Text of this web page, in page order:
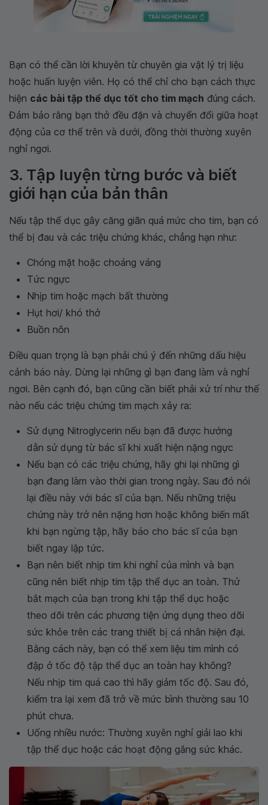
Bạn có thể cần lời khuyên từ chuyên gia vật lý trị liệu
hoặc huấn luyện viên. Họ có thể chỉ cho bạn cách thực
hiện các bài tập thể dục tốt cho tim mạch đúng cách.
Đảm bảo rằng bạn thở đều đặn và chuyển đổi giữa hoạt
động của cơ thể trên và dưới, đồng thời thường xuyên
nghỉ ngơi.
3. Tập luyện từng bước và biết
giới hạn của bản thân
Nếu tập thể dục gây căng giãn quá mức cho tim, bạn có
thể bị đau và các triệu chứng khác, chẳng hạn như:
Chóng mặt hoặc choáng váng
Tức ngực
Nhịp tim hoặc mạch bất thường
Hụt hơi/ khó thở
Buồn nôn
Điều quan trọng là bạn phải chú ý đến những dấu hiệu
cảnh báo này. Dừng lại những gì bạn đang làm và nghỉ
ngơi. Bên cạnh đó, bạn cũng cần biết phải xử trí như thế
nào nếu các triệu chứng tim mạch xảy ra:
Sử dụng Nitroglycerin nếu bạn đã được hướng
dẫn sử dụng từ bác sĩ khi xuất hiện nặng ngực
Nếu bạn có các triệu chứng, hãy ghi lại những gì
bạn đang làm vào thời gian trong ngày. Sau đó nói
lại điều này với bác sĩ của bạn. Nếu những triệu
chứng này trở nên nặng hơn hoặc không biến mất
khi bạn ngừng tập, hãy báo cho bác sĩ của bạn
biết ngay lập tức.
Bạn nên biết nhịp tim khi nghỉ của mình và bạn
cũng nên biết nhịp tim tập thể dục an toàn. Thử
bắt mạch của bạn trong khi tập thể dục hoặc
theo dõi trên các phương tiện ứng dụng theo dõi
sức khỏe trên các trang thiết bị cá nhân hiện đại.
Bằng cách này, bạn có thể xem liệu tim mình có
đập ở tốc độ tập thể dục an toàn hay không?
Nếu nhịp tim quá cao thì hãy giảm tốc độ. Sau đó,
kiểm tra lại xem đã trở về mức bình thường sau 10
phút chưa.
Uống nhiều nước: Thường xuyên nghỉ giải lao khi
tập thể dục hoặc các hoạt động gắng sức khác.